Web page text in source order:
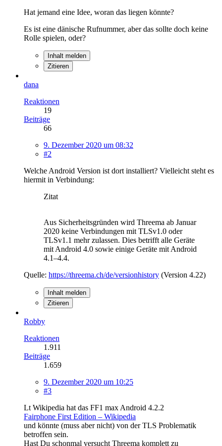
Hat jemand eine Idee, woran das liegen könnte?
Es ist eine dänische Rufnummer, aber das sollte doch keine
Rolle spielen, oder?
Inhalt melden
Zitieren
dana
Reaktionen
19
Beiträge
66
9. Dezember 2020 um 08:32
#2
Welche Android Version ist dort installiert? Vielleicht steht es
hiermit in Verbindung:
Zitat
Aus Sicherheitsgründen wird Threema ab Januar
2020 keine Verbindungen mit TLSv1.0 oder
TLSv1.1 mehr zulassen. Dies betrifft alle Geräte
mit Android 4.0 sowie einige Geräte mit Android
4.1–4.4.
Quelle: https://threema.ch/de/versionhistory (Version 4.22)
Inhalt melden
Zitieren
Robby
Reaktionen
1.911
Beiträge
1.659
9. Dezember 2020 um 10:25
#3
Lt Wikipedia hat das FF1 max Android 4.2.2
Fairphone First Edition – Wikipedia
und könnte (muss aber nicht) von der TLS Problematik
betroffen sein.
Hast Du schonmal versucht Threema komplett zu